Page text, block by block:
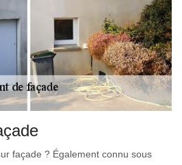
façade ? Également connu sous